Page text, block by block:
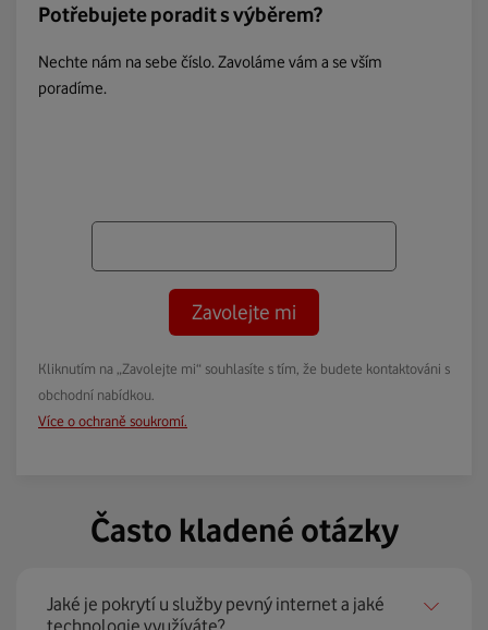
Potřebujete poradit s výběrem?
Nechte nám na sebe číslo. Zavoláme vám a se vším
poradíme.
Zavolejte mi
Kliknutím na „Zavolejte mi“ souhlasíte s tím, že budete kontaktováni s
obchodní nabídkou.
Více o ochraně soukromí.
Často kladené otázky
Jaké je pokrytí u služby pevný internet a jaké
technologie využíváte?